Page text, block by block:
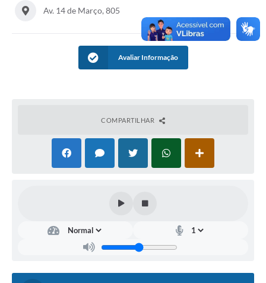
Galeria de Vídeos
Av. 14 de Março, 805
Avaliar Informação
COMPARTILHAR